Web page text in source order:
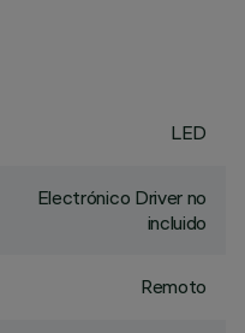
LED
Electrónico Driver no
incluido
Remoto